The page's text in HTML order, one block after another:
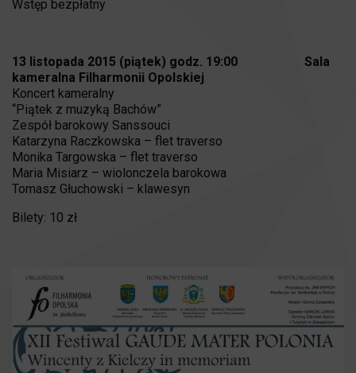
Wstęp bezpłatny
13 listopada 2015 (piątek) godz. 19:00 Sala
kameralna Filharmonii Opolskiej
Koncert kameralny
“Piątek z muzyką Bachów”
Zespół barokowy Sanssouci
Katarzyna Raczkowska – flet traverso
Monika Targowska – flet traverso
Maria Misiarz – wiolonczela barokowa
Tomasz Głuchowski – klawesyn
Bilety: 10 zł